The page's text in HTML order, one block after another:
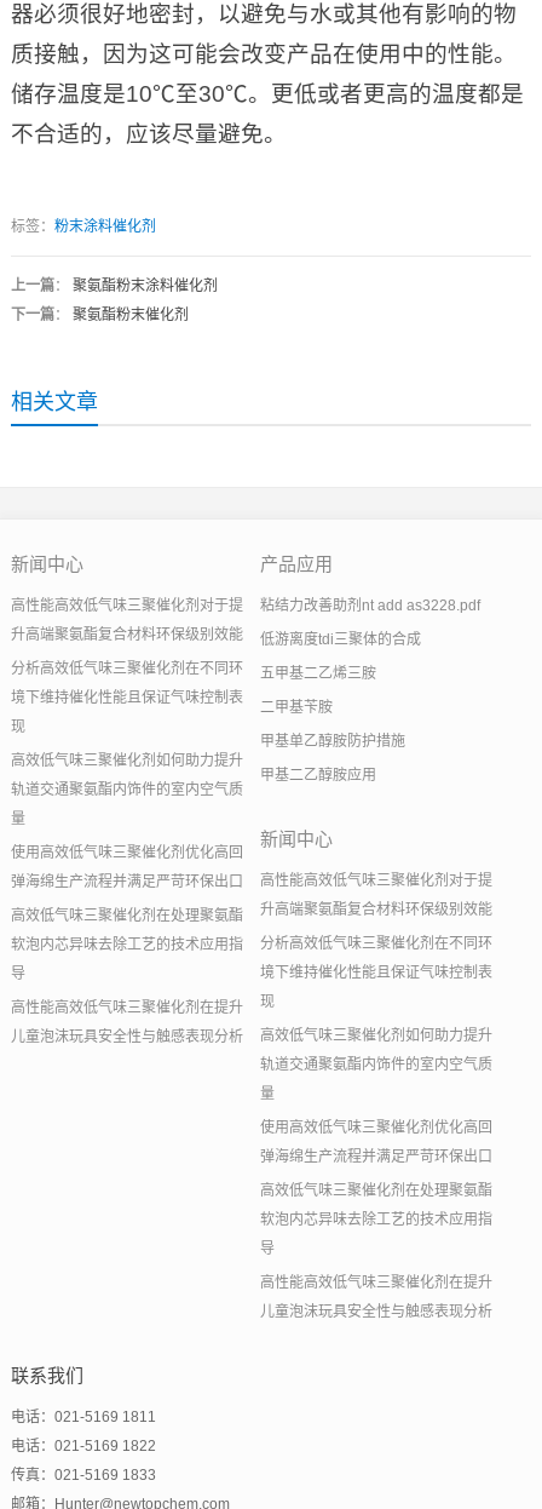
器必须很好地密封，以避免与水或其他有影响的物
质接触，因为这可能会改变产品在使用中的性能。
储存温度是10℃至30℃。更低或者更高的温度都是
不合适的，应该尽量避免。
标签： 粉末涂料催化剂
上一篇： 聚氨酯粉末涂料催化剂
下一篇： 聚氨酯粉末催化剂
相关文章
新闻中心
高性能高效低气味三聚催化剂对于提
升高端聚氨酯复合材料环保级别效能
分析高效低气味三聚催化剂在不同环
境下维持催化性能且保证气味控制表
现
高效低气味三聚催化剂如何助力提升
轨道交通聚氨酯内饰件的室内空气质
量
使用高效低气味三聚催化剂优化高回
弹海绵生产流程并满足严苛环保出口
高效低气味三聚催化剂在处理聚氨酯
软泡内芯异味去除工艺的技术应用指
导
高性能高效低气味三聚催化剂在提升
儿童泡沫玩具安全性与触感表现分析
产品应用
粘结力改善助剂nt add as3228.pdf
低游离度tdi三聚体的合成
五甲基二乙烯三胺
二甲基苄胺
甲基单乙醇胺防护措施
甲基二乙醇胺应用
新闻中心
高性能高效低气味三聚催化剂对于提
升高端聚氨酯复合材料环保级别效能
分析高效低气味三聚催化剂在不同环
境下维持催化性能且保证气味控制表
现
高效低气味三聚催化剂如何助力提升
轨道交通聚氨酯内饰件的室内空气质
量
使用高效低气味三聚催化剂优化高回
弹海绵生产流程并满足严苛环保出口
高效低气味三聚催化剂在处理聚氨酯
软泡内芯异味去除工艺的技术应用指
导
高性能高效低气味三聚催化剂在提升
儿童泡沫玩具安全性与触感表现分析
联系我们
电话：021-5169 1811
电话：021-5169 1822
传真：021-5169 1833
邮箱：Hunter@newtopchem.com